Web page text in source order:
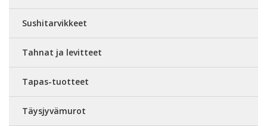
Sushitarvikkeet
Tahnat ja levitteet
Tapas-tuotteet
Täysjyvämurot